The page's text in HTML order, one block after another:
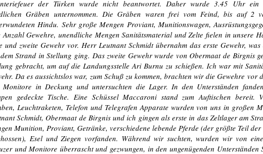
der Türken wurde nicht beantwortet. Daher wurde 3.45 Uhr ein
Gräben unternommen. Die Gräben waren frei vom Feind, bis auf 2
Hindu. Sehr große Mengen Proviant, Munitionswagen,
Anzahl Gewehre, unendliche Mengen Sanitätsmaterial und Zelte fielen in unsere
und zweite Gewehr vor. Herr Leutnant Schmidt übernahm das erste Gewehr,
Strand in Stellung ging. Das zweite Gewehr wurde von Obermaat de Birgnis
gebracht, um auf die Landungsstelle Ari Burnu zu schießen. Ich war mit
Da es aussichtslos war, zum Schuß zu kommen, brachten wir die Gewehre vor
Monitore in Deckung und untersuchten die Lager. In den Unterständen
gedeckte Tische. Eine Schüssel Maccaroni stand zum Auftischen bereit.
Leuchtraketen, Telefon und Telegrafen Apparate wurden von uns in großen
Schmidt, Obermaat de Birgnis und ich gingen als erste in das Zeltlager am
Munition, Proviant, Getränke, verschiedene lebende Pferde (der größte Teil
Esel und Ziegen vorfanden. Während wir suchten, wurden wir von
und Monitore überrascht und gezwungen, in den ungenügenden Unterständen